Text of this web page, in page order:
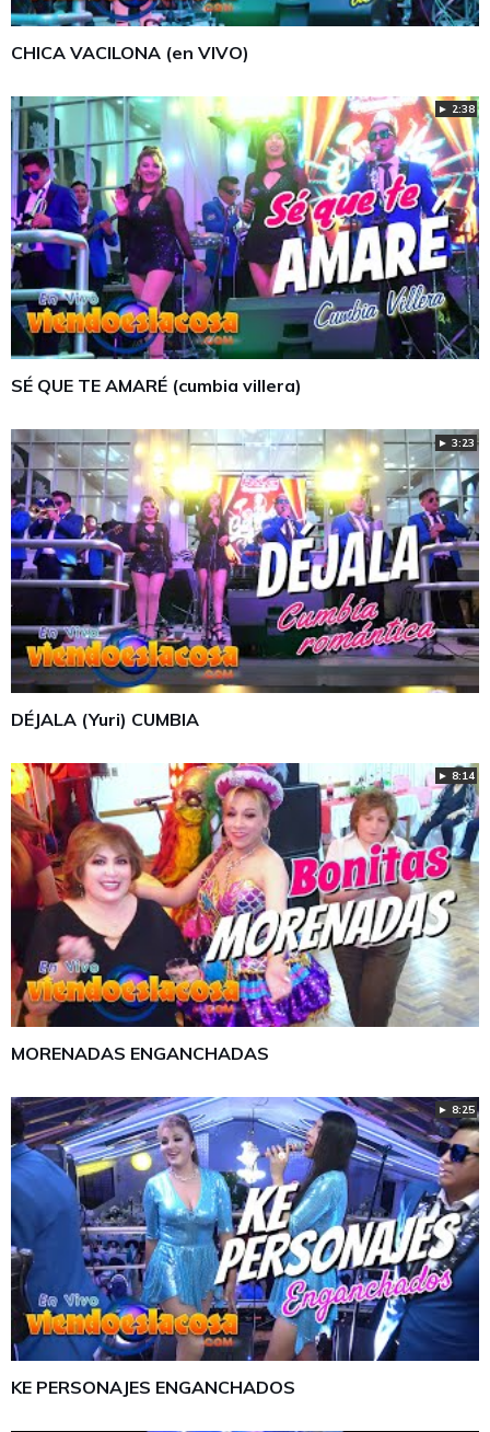
CHICA VACILONA (en VIVO)
► 2:38
SÉ QUE TE AMARÉ (cumbia villera)
► 3:23
DÉJALA (Yuri) CUMBIA
► 8:14
MORENADAS ENGANCHADAS
► 8:25
KE PERSONAJES ENGANCHADOS